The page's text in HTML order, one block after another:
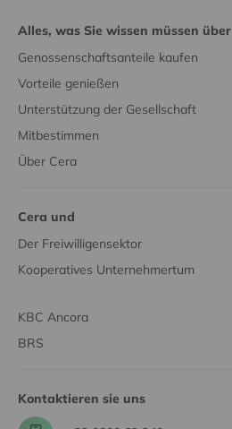
Alles, was Sie wissen müssen über
Genossenschaftsanteile kaufen
Vorteile genießen
Unterstützung der Gesellschaft
Mitbestimmen
Über Cera
Cera und
Der Freiwilligensektor
Kooperatives Unternehmertum
KBC Ancora
BRS
Kontaktieren sie uns